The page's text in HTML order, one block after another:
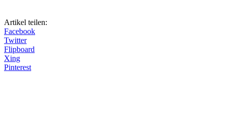
Artikel teilen:
Facebook
Twitter
Flipboard
Xing
Pinterest